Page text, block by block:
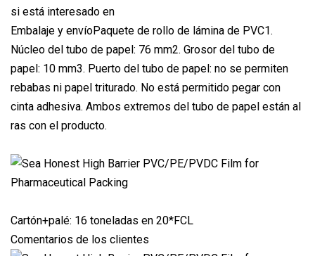
si está interesado en
Embalaje y envíoPaquete de rollo de lámina de PVC1.
Núcleo del tubo de papel: 76 mm2. Grosor del tubo de
papel: 10 mm3. Puerto del tubo de papel: no se permiten
rebabas ni papel triturado. No está permitido pegar con
cinta adhesiva. Ambos extremos del tubo de papel están al
ras con el producto.
Cartón+palé: 16 toneladas en 20*FCL
Comentarios de los clientes